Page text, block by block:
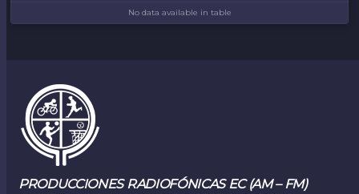
No data available in table
PRODUCCIONES RADIOFÓNICAS EC (AM – FM)